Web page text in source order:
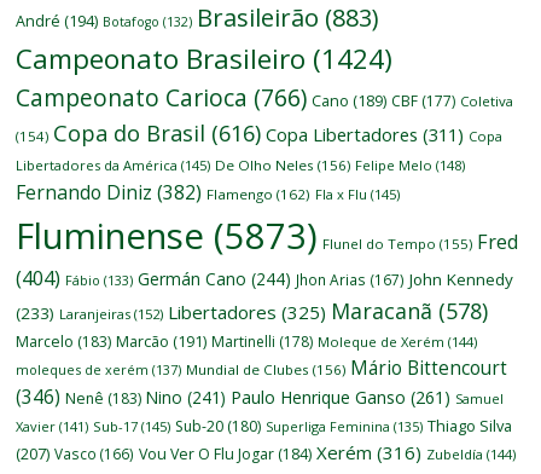
André (194) Botafogo (132) Brasileirão (883)
Campeonato Brasileiro (1424)
Campeonato Carioca (766) Cano (189) CBF (177) Coletiva
(154) Copa do Brasil (616) Copa Libertadores (311) Copa
Libertadores da América (145) De Olho Neles (156) Felipe Melo (148)
Fernando Diniz (382) Flamengo (162) Fla x Flu (145)
Fluminense (5873) Flunel do Tempo (155) Fred
(404) Fábio (133) Germán Cano (244) Jhon Arias (167) John Kennedy
(233) Laranjeiras (152) Libertadores (325) Maracanã (578)
Marcelo (183) Marcão (191) Martinelli (178) Moleque de Xerém (144)
moleques de xerém (137) Mundial de Clubes (156) Mário Bittencourt
(346) Nenê (183) Nino (241) Paulo Henrique Ganso (261) Samuel
Xavier (141) Sub-17 (145) Sub-20 (180) Superliga Feminina (135) Thiago Silva
(207) Vasco (166) Vou Ver O Flu Jogar (184) Xerém (316) Zubeldía (144)